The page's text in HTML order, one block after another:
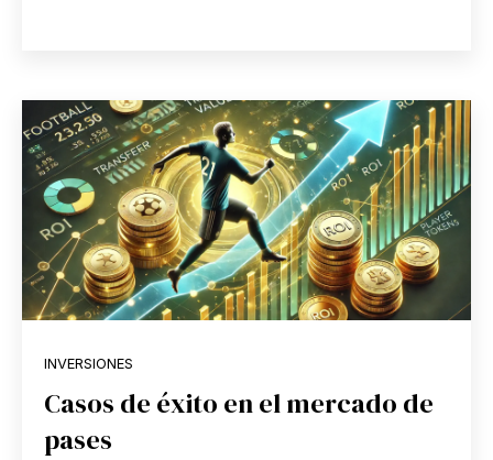
INVERSIONES
Casos de éxito en el mercado de
pases